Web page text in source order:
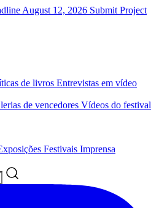
August 12, 2026 Submit Project
de livros Entrevistas em vídeo
de vencedores Vídeos do festival
Festivais Imprensa